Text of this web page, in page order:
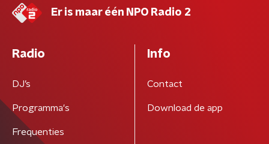
Er is maar één NPO Radio 2
Radio
DJ’s
Programma's
Frequenties
Info
Contact
Download de app